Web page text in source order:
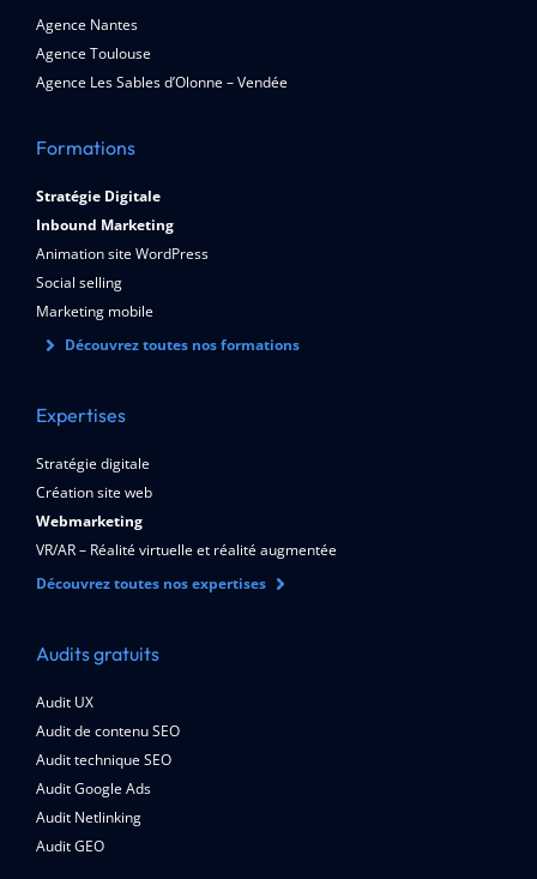
Agence Nantes
Agence Toulouse
Agence Les Sables d’Olonne – Vendée
Formations
Stratégie Digitale
Inbound Marketing
Animation site WordPress
Social selling
Marketing mobile
Découvrez toutes nos formations
Expertises
Stratégie digitale
Création site web
Webmarketing
VR/AR – Réalité virtuelle et réalité augmentée
Découvrez toutes nos expertises
Audits gratuits
Audit UX
Audit de contenu SEO
Audit technique SEO
Audit Google Ads
Audit Netlinking
Audit GEO